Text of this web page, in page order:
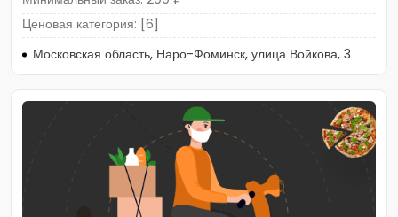
Ценовая категория: [6]
Московская область, Наро-Фоминск, улица Войкова, 3